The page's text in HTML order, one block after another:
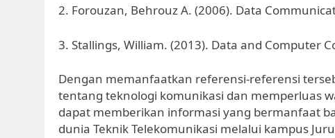
2. Forouzan, Behrouz A. (2006). Data
3. Stallings, William. (2013). Data and Computer
Dengan memanfaatkan referensi-referensi
tentang teknologi komunikasi dan memperluas
dapat memberikan informasi yang bermanfaat
dunia Teknik Telekomunikasi melalui kampus